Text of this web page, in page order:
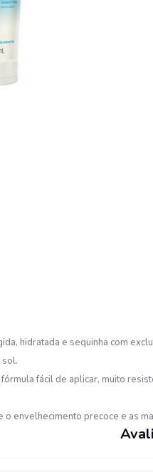
hidratada e sequinha com
sol.
fácil de aplicar, muito
envelhecimento precoce e as